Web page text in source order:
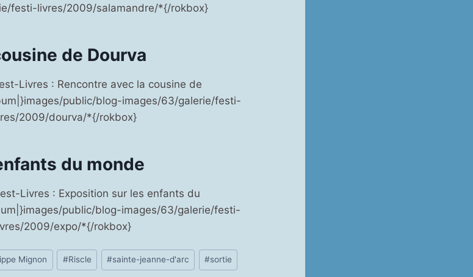
festi-livres/2009/salamandre/*{/rokbox}
de Dourva
Livres : Rencontre avec la cousine de
public/blog-images/63/galerie/festi-
2009/dourva/*{/rokbox}
du monde
Livres : Exposition sur les enfants du
public/blog-images/63/galerie/festi-
2009/expo/*{/rokbox}
Mignon #Riscle #sainte-jeanne-d'arc #sortie